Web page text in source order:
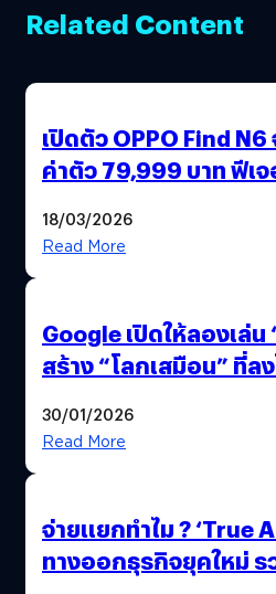
Related Content
เปิดตัว OPPO Find
ค่าตัว 79,999 บาท ฟีเจ
18/03/2026
Read More
Google เปิดให้ลองเล่น
สร้าง “โลกเสมือน” ที่ล
30/01/2026
Read More
จ่ายแยกทำไม ? ‘True
ทางออกธุรกิจยุคใหม่ ร